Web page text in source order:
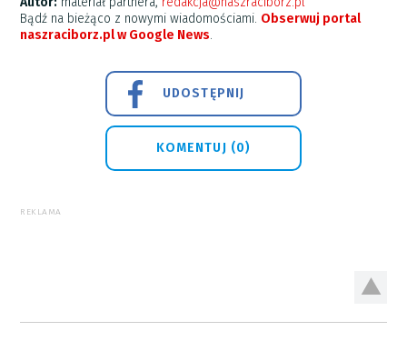
Bądź na bieżąco z nowymi wiadomościami. Obserwuj portal
naszraciborz.pl w Google News.
UDOSTĘPNIJ
KOMENTUJ (0)
REKLAMA